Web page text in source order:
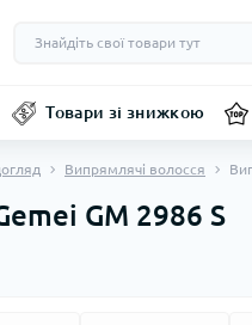
Товари зі знижкою
Випрямлячі волосся
GM 2986 S